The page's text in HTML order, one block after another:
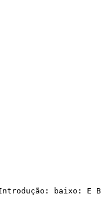
Introdução: baixo: E